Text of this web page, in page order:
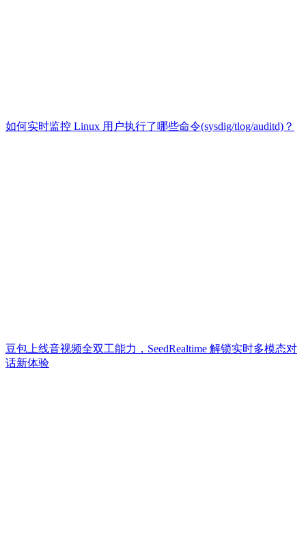
如何实时监控 Linux 用户执行了哪些命令(sysdig/tlog/auditd)？
豆包上线音视频全双工能力，SeedRealtime 解锁实时多模态对
话新体验